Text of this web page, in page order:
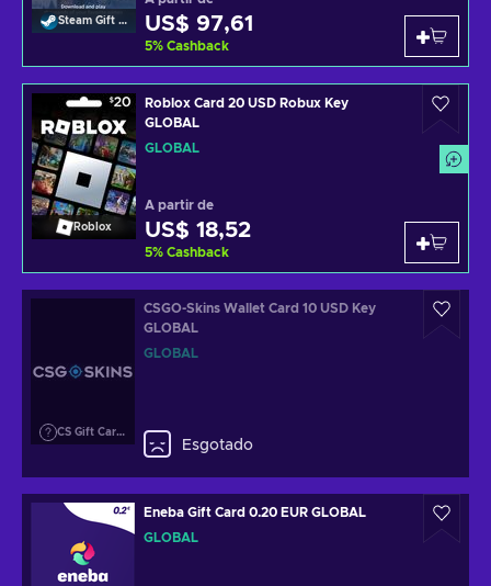
Steam Gift Card US$ 97,61
5% Cashback
Roblox
Roblox Card 20 USD Robux Key
GLOBAL
GLOBAL
A partir de
US$ 18,52
5% Cashback
CS Gift Cards
CSGO-Skins Wallet Card 10 USD Key
GLOBAL
GLOBAL
Esgotado
Eneba Gift Card 0.20 EUR GLOBAL
GLOBAL